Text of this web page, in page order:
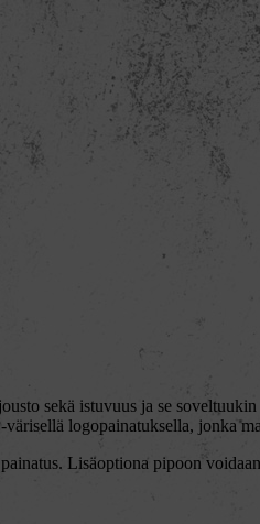
sekä istuvuus ja se
logopainatuksella, jonka
Lisäoptiona pipoon